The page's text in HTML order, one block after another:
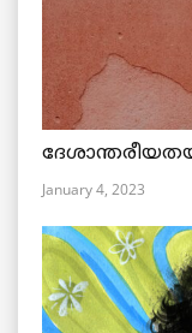
January 4, 2023